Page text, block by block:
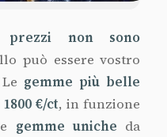
non sono
può essere vostro
gemme più belle
€/ct, in funzione
gemme uniche da